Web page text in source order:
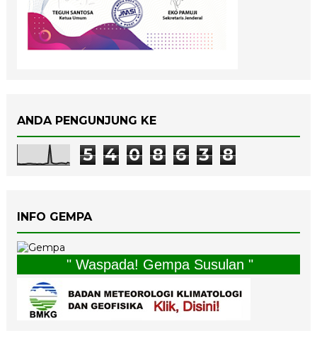
ANDA PENGUNJUNG KE
5 4 0 8 6 3 8
INFO GEMPA
" Waspada! Gempa Susulan "